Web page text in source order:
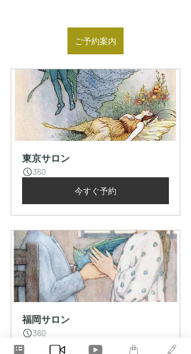
ご予約案内
東京サロン
360
今すぐ予約
福岡サロン
360
今すぐ予約